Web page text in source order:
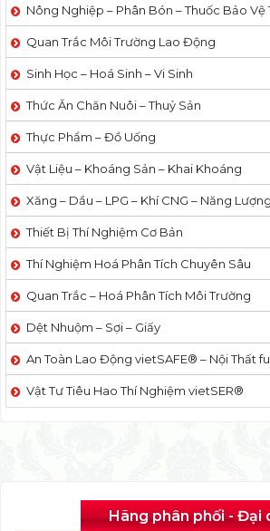
Nông Nghiệp – Phân Bón – Thuốc Bảo Vệ
Quan Trắc Môi Trường Lao Động
Sinh Học – Hoá Sinh – Vi Sinh
Thức Ăn Chăn Nuôi – Thuỷ Sản
Thực Phẩm – Đồ Uống
Vật Liệu – Khoáng Sản – Khai Khoáng
Xăng – Dầu – LPG – Khí CNG – Năng
Thiết Bị Thí Nghiệm Cơ Bản
Thí Nghiệm Hoá Phân Tích Chuyên Sâu
Quan Trắc – Hoá Phân Tích Môi Trường
Dệt Nhuộm – Sợi – Giấy
An Toàn Lao Động vietSAFE® – Nội Thất
Vật Tư Tiêu Hao Thí Nghiệm vietSER®
Hãng phân phối - Đại